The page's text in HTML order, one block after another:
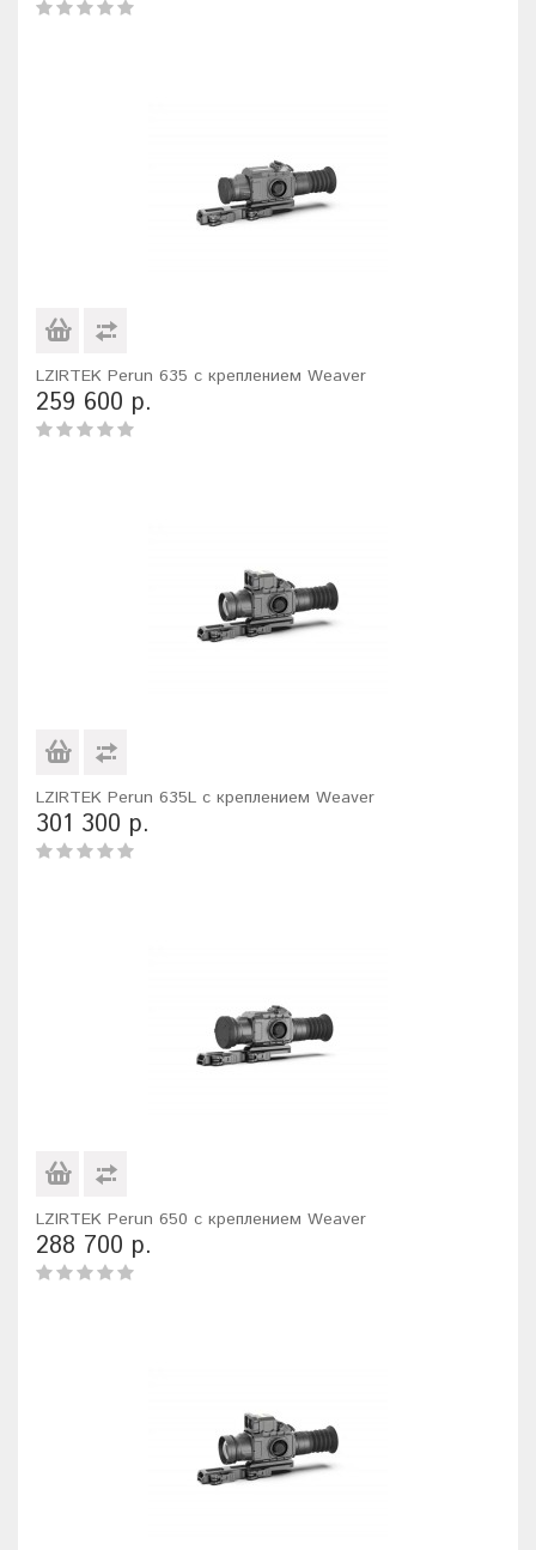
LZIRTEK Perun 635 с креплением Weaver
259 600 р.
LZIRTEK Perun 635L с креплением Weaver
301 300 р.
LZIRTEK Perun 650 с креплением Weaver
288 700 р.